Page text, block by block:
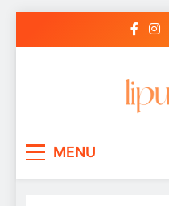
MENU